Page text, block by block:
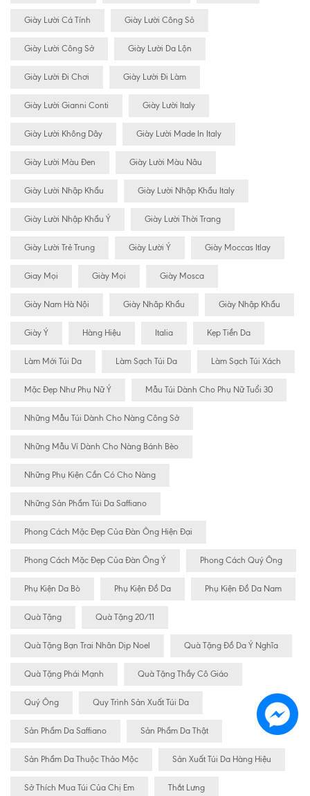
Giày Lười Cá Tính Giày Lười Công Sỏ
Giày Lười Công Sở Giày Lười Da Lộn
Giày Lười Đi Chơi Giày Lười Đi Làm
Giày Lười Gianni Conti Giày Lười Italy
Giày Lười Không Dây Giày Lười Made In Italy
Giày Lười Màu Đen Giày Lười Màu Nâu
Giày Lười Nhập Khẩu Giày Lười Nhập Khẩu Italy
Giày Lười Nhập Khẩu Ý Giày Lười Thời Trang
Giày Lười Trẻ Trung Giày Lười Ý Giày Moccas Itlay
Giay Mọi Giày Mọi Giày Mosca
Giày Nam Hà Nội Giày Nhâp Khẩu Giày Nhập Khẩu
Giày Ý Hàng Hiệu Italia Kẹp Tiền Da
Làm Mới Túi Da Làm Sạch Túi Da Làm Sạch Túi Xách
Mặc Đẹp Như Phụ Nữ Ý Mẫu Túi Dành Cho Phụ Nữ Tuổi 30
Những Mẫu Túi Dành Cho Nàng Công Sở
Những Mẫu Ví Dành Cho Nàng Bánh Bèo
Những Phụ Kiện Cần Có Cho Nàng
Những Sản Phẩm Túi Da Saffiano
Phong Cách Mặc Đẹp Của Đàn Ông Hiện Đại
Phong Cách Mặc Đẹp Của Đàn Ông Ý Phong Cách Quý Ông
Phụ Kiện Da Bò Phụ Kiện Đồ Da Phụ Kiện Đồ Da Nam
Quà Tặng Quà Tặng 20/11
Quà Tặng Bạn Trai Nhân Dịp Noel Quà Tặng Đồ Da Ý Nghĩa
Quà Tặng Phái Mạnh Quà Tặng Thầy Cô Giáo
Quý Ông Quy Trình Sản Xuất Túi Da
Sản Phẩm Da Saffiano Sản Phẩm Da Thật
Sản Phẩm Da Thuộc Thảo Mộc Sản Xuất Túi Da Hàng Hiệu
Sở Thích Mua Túi Của Chị Em Thắt Lưng